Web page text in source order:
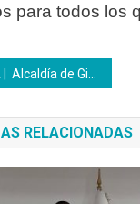
para todos los
donaron bombillos para el CFS Inces Bermúdez
RELACIONADAS